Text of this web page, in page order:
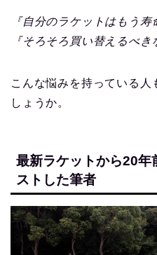
『自分のラケットはもう寿
『そろそろ買い替えるべき
こんな悩みを持っている
しょうか。
最新ラケットから20年
ストした筆者